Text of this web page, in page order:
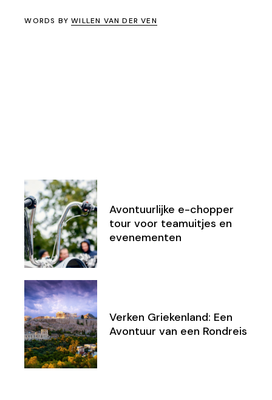
WORDS BYWILLEN VAN DER VEN
Avontuurlijke e-chopper
tour voor teamuitjes en
evenementen
Verken Griekenland: Een
Avontuur van een Rondreis